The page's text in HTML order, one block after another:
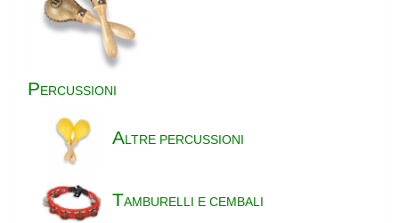
PERCUSSIONI
ALTRE PERCUSSIONI
TAMBURELLI E CEMBALI